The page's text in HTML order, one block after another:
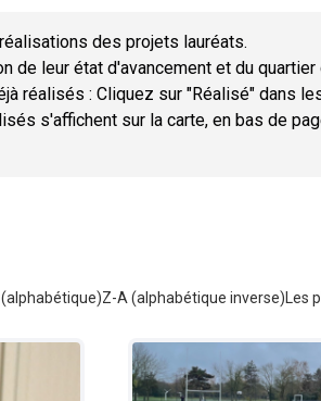
des projets lauréats.
leur état d'avancement et du quartier
réalisés : Cliquez sur "Réalisé" dans
s'affichent sur la carte, en bas de
Z-A (alphabétique inverse) Les